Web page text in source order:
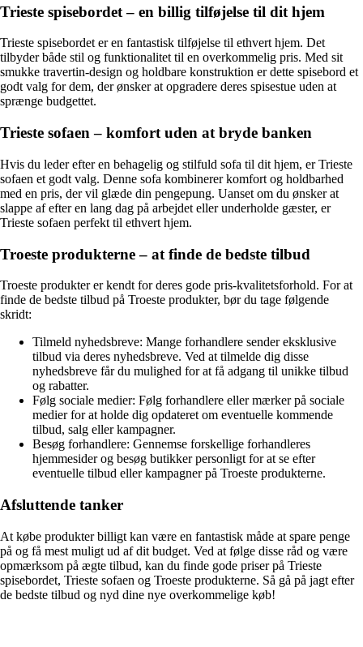
Trieste spisebordet – en billig tilføjelse til dit hjem
Trieste spisebordet er en fantastisk tilføjelse til ethvert hjem. Det
tilbyder både stil og funktionalitet til en overkommelig pris. Med sit
smukke travertin-design og holdbare konstruktion er dette spisebord et
godt valg for dem, der ønsker at opgradere deres spisestue uden at
sprænge budgettet.
Trieste sofaen – komfort uden at bryde banken
Hvis du leder efter en behagelig og stilfuld sofa til dit hjem, er Trieste
sofaen et godt valg. Denne sofa kombinerer komfort og holdbarhed
med en pris, der vil glæde din pengepung. Uanset om du ønsker at
slappe af efter en lang dag på arbejdet eller underholde gæster, er
Trieste sofaen perfekt til ethvert hjem.
Troeste produkterne – at finde de bedste tilbud
Troeste produkter er kendt for deres gode pris-kvalitetsforhold. For at
finde de bedste tilbud på Troeste produkter, bør du tage følgende
skridt:
Tilmeld nyhedsbreve: Mange forhandlere sender eksklusive
tilbud via deres nyhedsbreve. Ved at tilmelde dig disse
nyhedsbreve får du mulighed for at få adgang til unikke tilbud
og rabatter.
Følg sociale medier: Følg forhandlere eller mærker på sociale
medier for at holde dig opdateret om eventuelle kommende
tilbud, salg eller kampagner.
Besøg forhandlere: Gennemse forskellige forhandleres
hjemmesider og besøg butikker personligt for at se efter
eventuelle tilbud eller kampagner på Troeste produkterne.
Afsluttende tanker
At købe produkter billigt kan være en fantastisk måde at spare penge
på og få mest muligt ud af dit budget. Ved at følge disse råd og være
opmærksom på ægte tilbud, kan du finde gode priser på Trieste
spisebordet, Trieste sofaen og Troeste produkterne. Så gå på jagt efter
de bedste tilbud og nyd dine nye overkommelige køb!